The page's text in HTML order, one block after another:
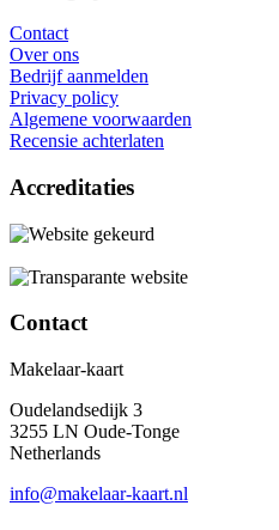
Contact
Over ons
Bedrijf aanmelden
Privacy policy
Algemene voorwaarden
Recensie achterlaten
Accreditaties
Contact
Makelaar-kaart
Oudelandsedijk 3
3255 LN Oude-Tonge
Netherlands
info@makelaar-kaart.nl